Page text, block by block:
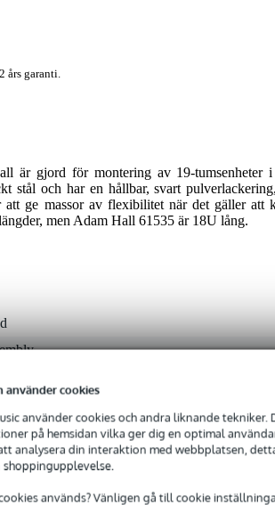
använder cookies
använder cookies och andra liknande
på hemsidan vilka ger dig en optimal
analysera din interaktion med webbplatsen,
används? Vänligen gå till cookie
års garanti.
är gjord för montering av 19-tumsenheter
stål och har en hållbar, svart
ge massor av flexibilitet när det gäller att
men Adam Hall 61535 är 18U lång.
2,0 cm